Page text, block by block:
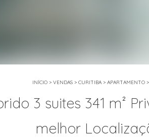
INÍCIO> VENDAS> CURITIBA> APARTAMENTO>
3 suites 341 m²
melhor